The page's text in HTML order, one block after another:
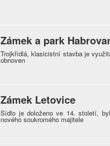
Zámek a park
Trojkřídlá, klasicistní stavba je
obnoven
Zámek Letovice
Sídlo je doloženo ve 14. století,
nového soukromého majitele